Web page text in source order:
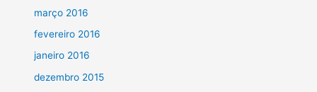
março 2016
fevereiro 2016
janeiro 2016
dezembro 2015